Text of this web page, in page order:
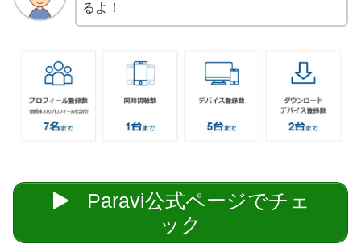
るよ！
Paravi公式ページでチェ
ック